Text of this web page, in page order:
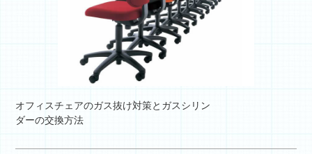
オフィスチェアのガス抜け対策とガスシリン
ダーの交換方法